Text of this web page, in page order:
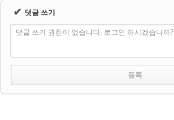
✔ 댓글 쓰기
댓글 쓰기 권한이 없습니다. 로그인 하시겠습니까?